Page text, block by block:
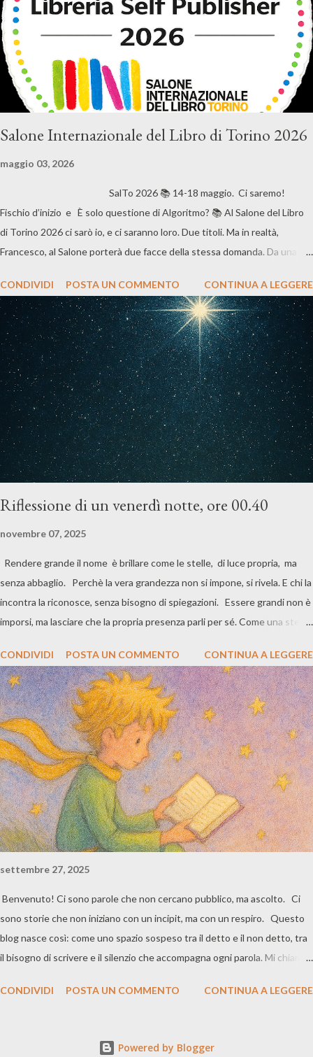
un varco. Benvenuti. "È il tempo che hai perduto per la tua rosa
che ha reso la tua rosa così importante...
Salone Internazionale del Libro di Torino 2026
maggio 03, 2026
SalTo 2026 📚 14-18 maggio. Ci saremo!
Fischio d’inizio e È solo questione di Algoritmo? 📚 Al Salone del Libro
di Torino 2026 ci sarò io, e ci saranno loro. Due titoli. Ma in realtà,
Francesco, al Salone porterà due facce della stessa domanda. Da una
aspettative. Il modo in cui un sogno può essere sostenuto… o
schiacciato. Dall’altra È solo questione di Algoritmo? : la pressione
invisibile del presente. Le dinamiche che ci manipolano. La perdita di
consapevolezza. Il rischio di diventare automatici. E la cosa interessante
è che questi libri, apparentemente lontani, in realtà dialogano tra loro.
Perché nel primo chiedi: “Stiamo ascoltando davvero i nostri figli?” Nel
secondo: “Stiamo ascoltando davvero no...
CONDIVIDI POSTA UN COMMENTO CONTINUA A LEGGERE
Riflessione di un venerdì notte, ore 00.40
novembre 07, 2025
Rendere grande il nome è brillare come le stelle, di luce propria, ma
senza abbaglio. Perchè la vera grandezza non si impone, si rivela. E chi la
incontra la riconosce, senza bisogno di spiegazioni. Essere grandi non è
imporsi, ma lasciare che la propria presenza parli per sé. Come una stella
meno di notare. La vera luce non ha bisogno di riflettori. È quella che
nasce da dentro, che illumina il cammino senza accecare chi lo percorre
accanto. È una luce che guida, non che domina. Chi brilla di luce propria
lo fa con consapevolezza, con misura, con rispetto per lo spazio altrui.
Essere grandi, allora, è un esercizio di equilibrio: tra presenza e umiltà,
tra forza e gentilezza. È il coraggio di essere sé stessi senza
travestimenti, senza clamore. È la capacità di lasciare che siano gli altri a
riconoscere il valore, senza bisogno di proclamarlo. In fondo, le stelle più
belle sono ...
CONDIVIDI POSTA UN COMMENTO CONTINUA A LEGGERE
settembre 27, 2025
Benvenuto! Ci sono parole che non cercano pubblico, ma ascolto. Ci
sono storie che non iniziano con un incipit, ma con un respiro. Questo
blog nasce così: come uno spazio sospeso tra il detto e il non detto, tra
il bisogno di scrivere e il silenzio che accompagna ogni parola. Mi chiamo
dello scrittore che annota, cancella, riscrive. Quello del poeta che non
CONDIVIDI POSTA UN COMMENTO CONTINUA A LEGGERE
Powered by Blogger